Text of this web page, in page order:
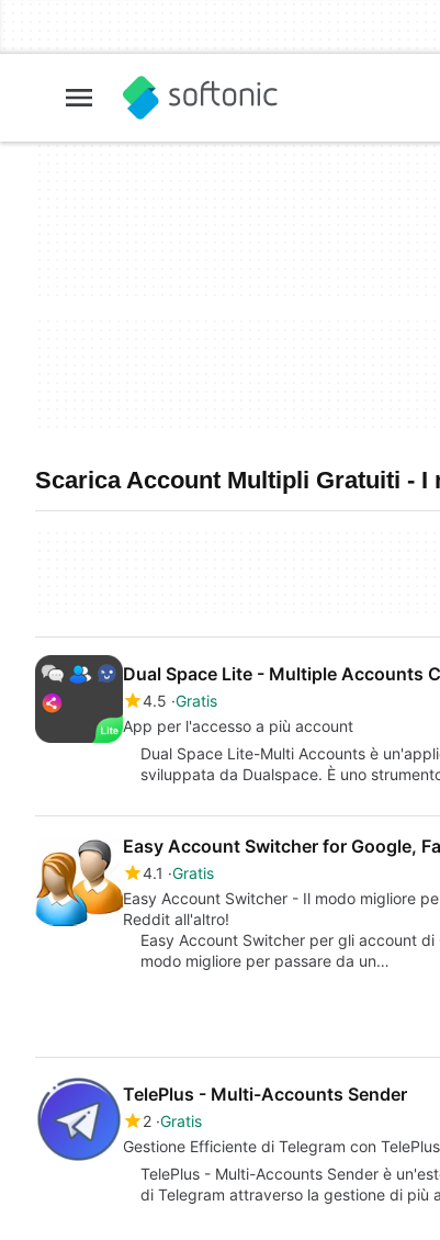
Scarica Account Multipli Gratuiti - I
Dual Space Lite - Multiple Accounts
4.5 Gratis
App per l'accesso a più account
Dual Space Lite-Multi Accounts è
sviluppata da Dualspace. È uno
Easy Account Switcher for Google,
4.1 Gratis
Easy Account Switcher - Il modo migliore
Reddit all'altro!
Easy Account Switcher per gli account
modo migliore per passare da un…
TelePlus - Multi-Accounts Sender
2 Gratis
Gestione Efficiente di Telegram con TelePlus
TelePlus - Multi-Accounts Sender è
di Telegram attraverso la gestione di